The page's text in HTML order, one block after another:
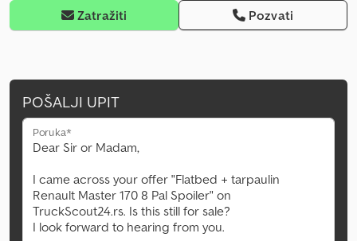
Zatražiti Pozvati
POŠALJI UPIT
Poruka*